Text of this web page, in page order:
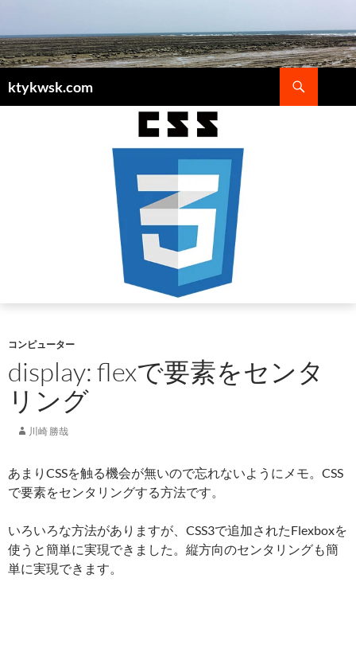
ktykwsk.com
索
コンピューター
display: flexで要素をセンタ
リング
川崎 勝哉
あまりCSSを触る機会が無いので忘れないようにメモ。CSS
で要素をセンタリングする方法です。
いろいろな方法がありますが、CSS3で追加されたFlexboxを
使うと簡単に実現できました。縦方向のセンタリングも簡
単に実現できます。